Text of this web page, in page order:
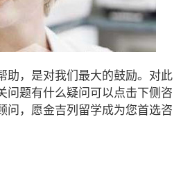
助，是对我们最大的鼓励。对此
问题有什么疑问可以点击下侧咨
问，愿金吉列留学成为您首选咨